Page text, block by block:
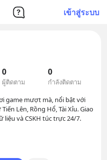
เข้าสู่ระบบ
0
ผู้ติดตาม
0
กำลังติดตาม
game mượt mà, nổi bật với
Lên, Rồng Hổ, Tài Xỉu. Giao